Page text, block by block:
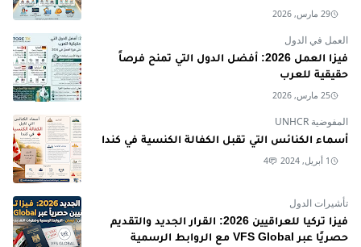
29 مارس, 2026
العمل في الدول
فيزا العمل 2026: أفضل الدول التي تمنح فرصاً
حقيقية للعرب
25 مارس, 2026
المفوضية UNHCR
أسماء الكنائس التي تقبل الكفالة الكنسية في كندا
1 أبريل, 2024 4
تأشيرات الدول
فيزا تركيا للعراقيين 2026: القرار الجديد والتقديم
حصريًا عبر VFS Global مع الروابط الرسمية